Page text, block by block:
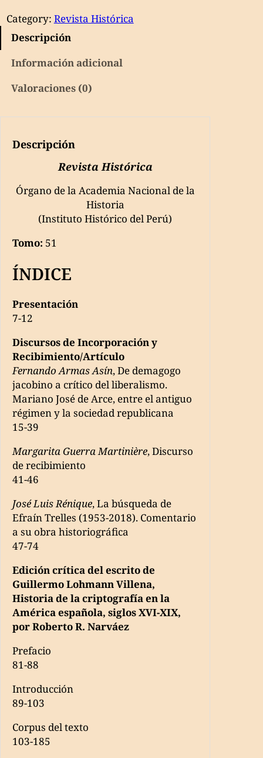
cantidad
Category: Revista Histórica
Descripción
Información adicional
Valoraciones (0)
Descripción
Revista Histórica
Órgano de la Academia Nacional de la
Historia
(Instituto Histórico del Perú)
Tomo: 51
ÍNDICE
Presentación
7-12
Discursos de Incorporación y
Recibimiento/Artículo
Fernando Armas Asín, De demagogo
jacobino a crítico del liberalismo.
Mariano José de Arce, entre el antiguo
régimen y la sociedad republicana
15-39
Margarita Guerra Martinière, Discurso
de recibimiento
41-46
José Luis Rénique, La búsqueda de
Efraín Trelles (1953-2018). Comentario
a su obra historiográfica
47-74
Edición crítica del escrito de
Guillermo Lohmann Villena,
Historia de la criptografía en la
América española, siglos XVI-XIX,
por Roberto R. Narváez
Prefacio
81-88
Introducción
89-103
Corpus del texto
103-185